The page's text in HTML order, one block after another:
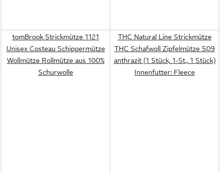
tomBrook Strickmütze 1121
Unisex Costeau Schippermütze
Wollmütze Rollmütze aus 100%
Schurwolle
THC Natural Line Strickmütze
THC Schafwoll Zipfelmütze 509
anthrazit (1 Stück, 1-St., 1 Stück)
Innenfutter: Fleece